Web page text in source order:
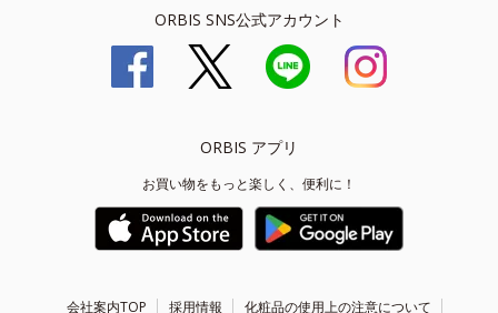
ORBIS SNS公式アカウント
ORBIS アプリ
お買い物をもっと楽しく、便利に！
会社案内TOP 採用情報 化粧品の使用上の注意について